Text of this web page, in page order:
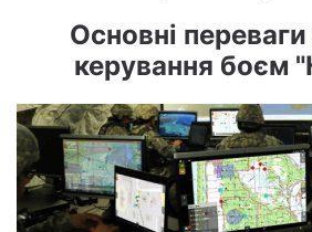
Основні
керування боєм